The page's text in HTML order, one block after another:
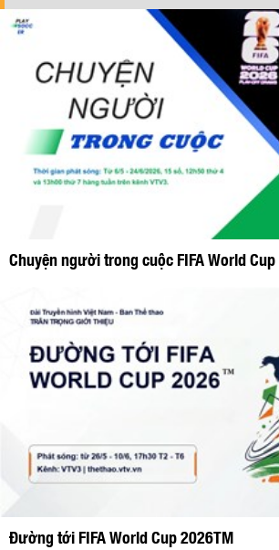
Chuyện người trong cuộc FIFA World
Đường tới FIFA World Cup 2026TM